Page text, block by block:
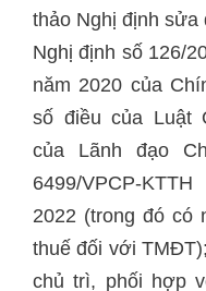
thảo Nghị định sửa
Nghị định số 126/
năm 2020 của
số điều của Luật
của Lãnh đạo
6499/VPCP-
2022 (trong đó có
thuế đối với
chủ trì, phối hợp